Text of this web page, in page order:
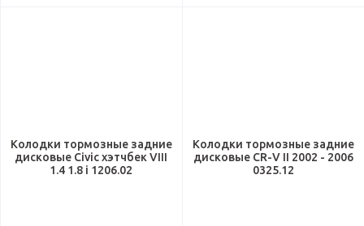
Колодки тормозные задние
дисковые Civic хэтчбек VIII
1.4 1.8 i 1206.02
Колодки тормозные задние
дисковые CR-V II 2002 - 2006
0325.12